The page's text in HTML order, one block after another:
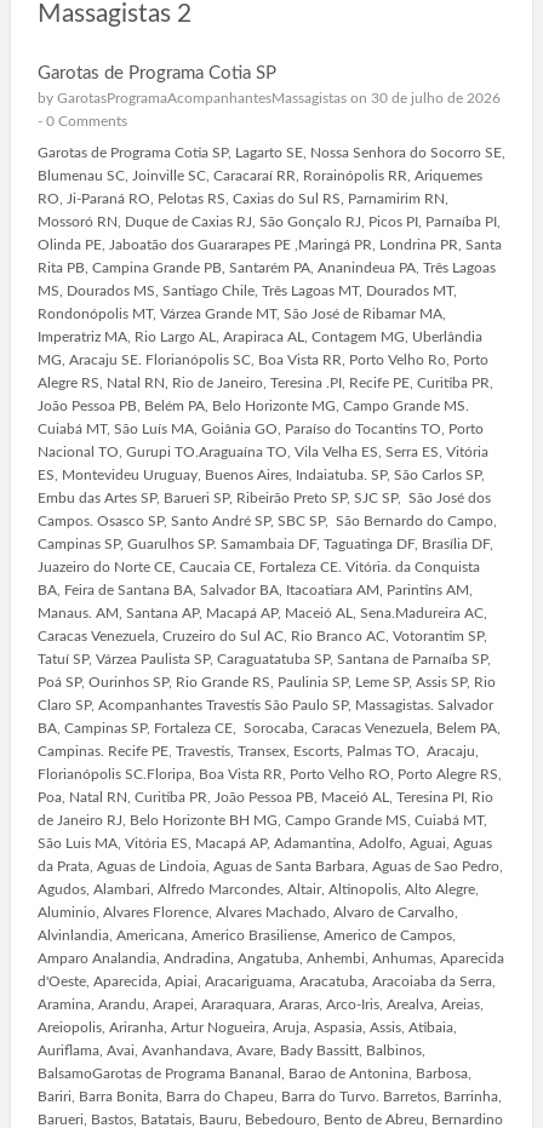
Massagistas 2
Garotas de Programa Cotia SP
by GarotasProgramaAcompanhantesMassagistason 30 de julho de 2026
- 0 Comments
Garotas de Programa Cotia SP, Lagarto SE, Nossa Senhora do Socorro SE,
Blumenau SC, Joinville SC, Caracaraí RR, Rorainópolis RR, Ariquemes
RO, Ji-Paraná RO, Pelotas RS, Caxias do Sul RS, Parnamirim RN,
Mossoró RN, Duque de Caxias RJ, São Gonçalo RJ, Picos PI, Parnaíba PI,
Olinda PE, Jaboatão dos Guararapes PE ,Maringá PR, Londrina PR, Santa
Rita PB, Campina Grande PB, Santarém PA, Ananindeua PA, Três Lagoas
MS, Dourados MS, Santiago Chile, Três Lagoas MT, Dourados MT,
Rondonópolis MT, Várzea Grande MT, São José de Ribamar MA,
Imperatriz MA, Rio Largo AL, Arapiraca AL, Contagem MG, Uberlândia
MG, Aracaju SE. Florianópolis SC, Boa Vista RR, Porto Velho Ro, Porto
Alegre RS, Natal RN, Rio de Janeiro, Teresina .PI, Recife PE, Curitiba PR,
João Pessoa PB, Belém PA, Belo Horizonte MG, Campo Grande MS.
Cuiabá MT, São Luís MA, Goiânia GO, Paraíso do Tocantins TO, Porto
Nacional TO, Gurupi TO.Araguaína TO, Vila Velha ES, Serra ES, Vitória
ES, Montevideu Uruguay, Buenos Aires, Indaiatuba. SP, São Carlos SP,
Embu das Artes SP, Barueri SP, Ribeirão Preto SP, SJC SP, São José dos
Campos. Osasco SP, Santo André SP, SBC SP, São Bernardo do Campo,
Campinas SP, Guarulhos SP. Samambaia DF, Taguatinga DF, Brasília DF,
Juazeiro do Norte CE, Caucaia CE, Fortaleza CE. Vitória. da Conquista
BA, Feira de Santana BA, Salvador BA, Itacoatiara AM, Parintins AM,
Manaus. AM, Santana AP, Macapá AP, Maceió AL, Sena.Madureira AC,
Caracas Venezuela, Cruzeiro do Sul AC, Rio Branco AC, Votorantim SP,
Tatuí SP, Várzea Paulista SP, Caraguatatuba SP, Santana de Parnaíba SP,
Poá SP, Ourinhos SP, Rio Grande RS, Paulinia SP, Leme SP, Assis SP, Rio
Claro SP, Acompanhantes Travestis São Paulo SP, Massagistas. Salvador
BA, Campinas SP, Fortaleza CE, Sorocaba, Caracas Venezuela, Belem PA,
Campinas. Recife PE, Travestis, Transex, Escorts, Palmas TO, Aracaju,
Florianópolis SC.Floripa, Boa Vista RR, Porto Velho RO, Porto Alegre RS,
Poa, Natal RN, Curitiba PR, João Pessoa PB, Maceió AL, Teresina PI, Rio
de Janeiro RJ, Belo Horizonte BH MG, Campo Grande MS, Cuiabá MT,
São Luis MA, Vitória ES, Macapá AP, Adamantina, Adolfo, Aguai, Aguas
da Prata, Aguas de Lindoia, Aguas de Santa Barbara, Aguas de Sao Pedro,
Agudos, Alambari, Alfredo Marcondes, Altair, Altinopolis, Alto Alegre,
Aluminio, Alvares Florence, Alvares Machado, Alvaro de Carvalho,
Alvinlandia, Americana, Americo Brasiliense, Americo de Campos,
Amparo Analandia, Andradina, Angatuba, Anhembi, Anhumas, Aparecida
d'Oeste, Aparecida, Apiai, Aracariguama, Aracatuba, Aracoiaba da Serra,
Aramina, Arandu, Arapei, Araraquara, Araras, Arco-Iris, Arealva, Areias,
Areiopolis, Ariranha, Artur Nogueira, Aruja, Aspasia, Assis, Atibaia,
Auriflama, Avai, Avanhandava, Avare, Bady Bassitt, Balbinos,
BalsamoGarotas de Programa Bananal, Barao de Antonina, Barbosa,
Bariri, Barra Bonita, Barra do Chapeu, Barra do Turvo. Barretos, Barrinha,
Barueri, Bastos, Batatais, Bauru, Bebedouro, Bento de Abreu, Bernardino